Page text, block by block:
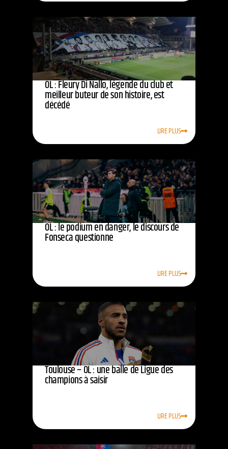
OL : Fleury Di Nallo, légende du club et
meilleur buteur de son histoire, est
décédé
LIRE PLUS
OL : le podium en danger, le discours de
Fonseca questionne
LIRE PLUS
Toulouse – OL : une balle de Ligue des
champions à saisir
LIRE PLUS